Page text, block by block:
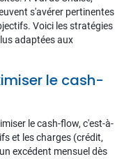
s'avérer pertinentes
Voici les stratégies
adaptées aux
le cash-
le cash-flow, c'est-à-
et les charges (crédit,
excédent mensuel dès